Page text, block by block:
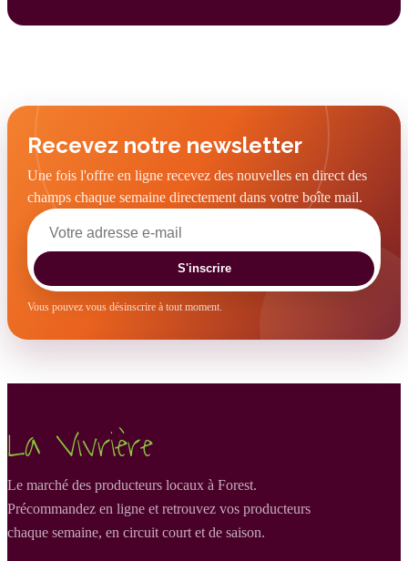
Recevez notre newsletter
Une fois l'offre en ligne recevez des nouvelles en direct des
champs chaque semaine directement dans votre boîte mail.
S'inscrire
Vous pouvez vous désinscrire à tout moment.
La Vivrière
Le marché des producteurs locaux à Forest.
Précommandez en ligne et retrouvez vos producteurs
chaque semaine, en circuit court et de saison.